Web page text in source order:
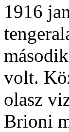
1916
volt.
olasz
Brioni